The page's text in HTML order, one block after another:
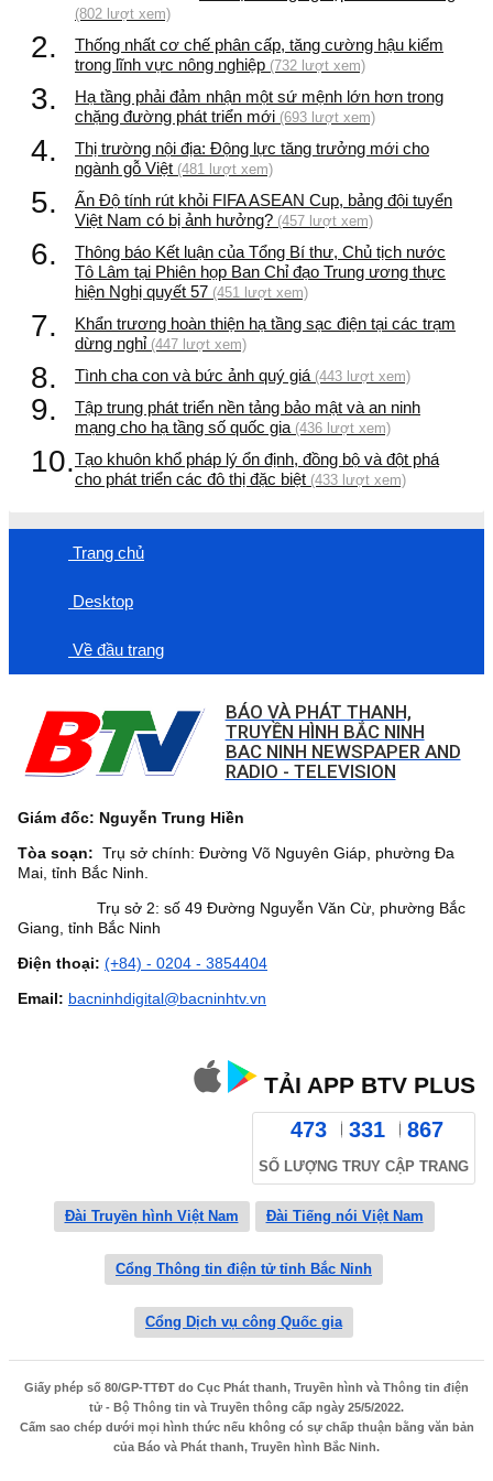
(802 lượt xem)
2.
Thống nhất cơ chế phân cấp, tăng cường hậu kiểm
trong lĩnh vực nông nghiệp (732 lượt xem)
3.
Hạ tầng phải đảm nhận một sứ mệnh lớn hơn trong
chặng đường phát triển mới (693 lượt xem)
4.
Thị trường nội địa: Động lực tăng trưởng mới cho
ngành gỗ Việt (481 lượt xem)
5.
Ấn Độ tính rút khỏi FIFA ASEAN Cup, bảng đội tuyển
Việt Nam có bị ảnh hưởng? (457 lượt xem)
6.
Thông báo Kết luận của Tổng Bí thư, Chủ tịch nước
Tô Lâm tại Phiên họp Ban Chỉ đạo Trung ương thực
hiện Nghị quyết 57 (451 lượt xem)
7.
Khẩn trương hoàn thiện hạ tầng sạc điện tại các trạm
dừng nghỉ (447 lượt xem)
8. Tình cha con và bức ảnh quý giá (443 lượt xem)
9.
Tập trung phát triển nền tảng bảo mật và an ninh
mạng cho hạ tầng số quốc gia (436 lượt xem)
10.Tạo khuôn khổ pháp lý ổn định, đồng bộ và đột phá
cho phát triển các đô thị đặc biệt (433 lượt xem)
Trang chủ
Desktop
Về đầu trang
BÁO VÀ PHÁT THANH,
TRUYỀN HÌNH BẮC NINH
BAC NINH NEWSPAPER AND
RADIO - TELEVISION
Giám đốc: Nguyễn Trung Hiền
Tòa soạn: Trụ sở chính: Đường Võ Nguyên Giáp, phường Đa
Mai, tỉnh Bắc Ninh.
Trụ sở 2: số 49 Đường Nguyễn Văn Cừ, phường Bắc
Giang, tỉnh Bắc Ninh
Điện thoại: (+84) - 0204 - 3854404
Email: bacninhdigital@bacninhtv.vn
TẢI APP BTV PLUS
473 331 867
SỐ LƯỢNG TRUY CẬP TRANG
Đài Truyền hình Việt Nam Đài Tiếng nói Việt Nam
Cổng Thông tin điện tử tỉnh Bắc Ninh
Cổng Dịch vụ công Quốc gia
Giấy phép số 80/GP-TTĐT do Cục Phát thanh, Truyền hình và Thông tin điện
tử - Bộ Thông tin và Truyền thông cấp ngày 25/5/2022.
Cấm sao chép dưới mọi hình thức nếu không có sự chấp thuận bằng văn bản
của Báo và Phát thanh, Truyền hình Bắc Ninh.